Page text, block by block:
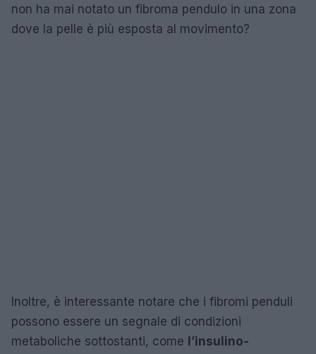
non ha mai notato un fibroma pendulo in una zona
dove la pelle è più esposta al movimento?
Inoltre, è interessante notare che i fibromi penduli
possono essere un segnale di condizioni
metaboliche sottostanti, come l’insulino-